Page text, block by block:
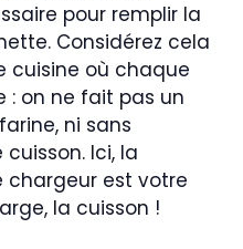
pour remplir la
Considérez cela
cuisine où chaque
: on ne fait pas un
ni sans
Ici, la
chargeur est votre
la cuisson !